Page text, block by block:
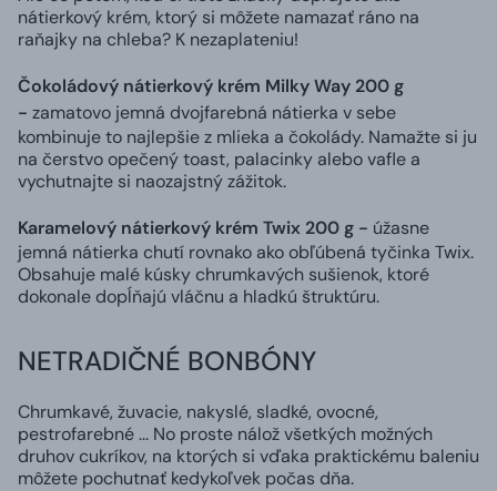
nátierkový krém, ktorý si môžete namazať ráno na
raňajky na chleba? K nezaplateniu!
Čokoládový nátierkový krém Milky Way 200 g
- zamatovo jemná dvojfarebná nátierka v sebe
kombinuje to najlepšie z mlieka a čokolády. Namažte si ju
na čerstvo opečený toast, palacinky alebo vafle a
vychutnajte si naozajstný zážitok.
Karamelový nátierkový krém Twix 200 g - úžasne
jemná nátierka chutí rovnako ako obľúbená tyčinka Twix.
Obsahuje malé kúsky chrumkavých sušienok, ktoré
dokonale dopĺňajú vláčnu a hladkú štruktúru.
NETRADIČNÉ BONBÓNY
Chrumkavé, žuvacie, nakyslé, sladké, ovocné,
pestrofarebné ... No proste nálož všetkých možných
druhov cukríkov, na ktorých si vďaka praktickému baleniu
môžete pochutnať kedykoľvek počas dňa.